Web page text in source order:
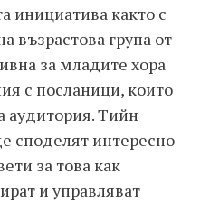
инициатива както с
възрастова група от
за младите хора
с посланици, които
аудитория.Tийн
споделят интересно
за това как
и управляват